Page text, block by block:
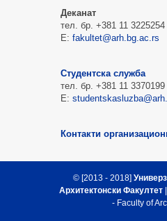
Деканат
тел. бр. +381 11 3225254
Е: fakultet@arh.bg.ac.rs
Студентска служба
тел. бр. +381 11 3370199
Е:
Контакти
© [2013 - 2018]
Архитектонски Факултет
- Faculty of